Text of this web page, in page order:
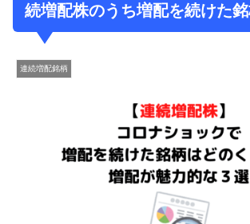
続増配株のうち増配を続けた銘
連続増配銘柄